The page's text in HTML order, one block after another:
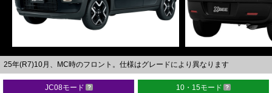
25年(R7)10月、MC時のフロント。仕様はグレードにより異なります
JC08モード 10・15モード